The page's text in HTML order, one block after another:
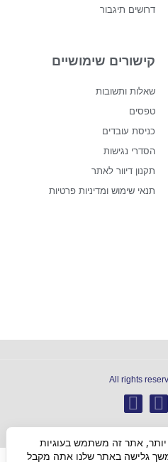
דרושים תיגבור
קישורים שימושיים
שאלות ותשובות
טפסים
כניסת עובדים
הסדרי נגישות
תקנון דיוור לאתר
תנאי שימוש ומדיניות פרטיות
יותר, אתר זה משתמש בעוגיות
גלישה באתר שלנו אתה מקבל